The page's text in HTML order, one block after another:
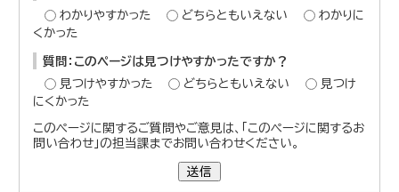
わかりやすかった
どちらともいえない
わかりに
くかった
質問：このページは見つけやすかったですか？
見つけやすかった
どちらともいえない
見つけ
にくかった
このページに関するご質問やご意見は、「このページに関するお
問い合わせ」の担当課までお問い合わせください。
送信